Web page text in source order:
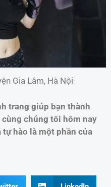
Gia Lâm, Hà Nội
trang giúp bạn thành
chúng tôi hôm nay
hào là một phần của